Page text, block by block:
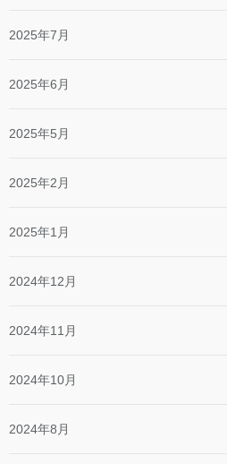
2025年7月
2025年6月
2025年5月
2025年2月
2025年1月
2024年12月
2024年11月
2024年10月
2024年8月